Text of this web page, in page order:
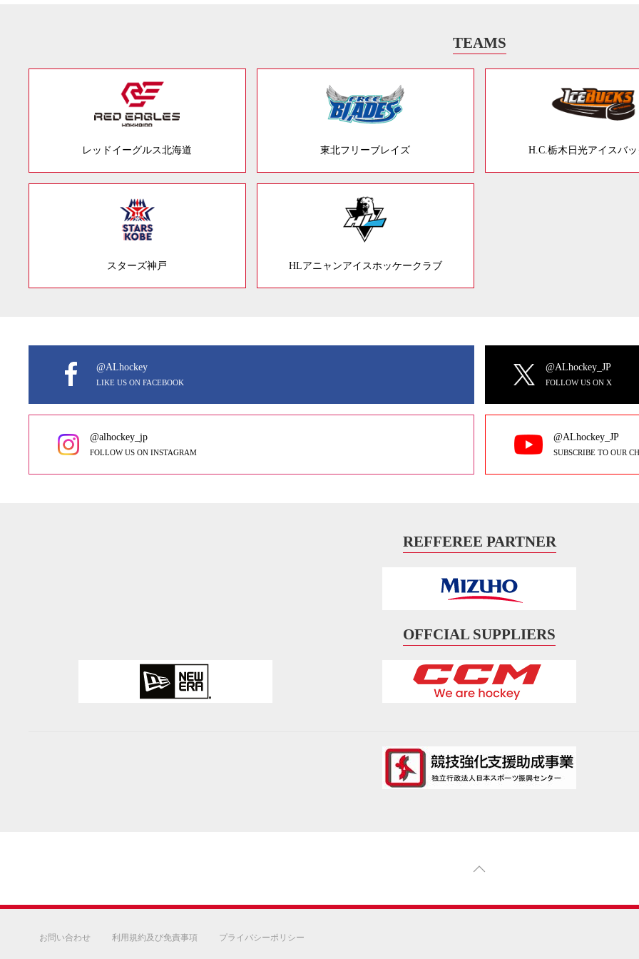
TEAMS
レッドイーグルス北海道 東北フリーブレイズ H.C.栃木日光アイスバッ
スターズ神戸 HLアニャンアイスホッケークラブ
@ALhockey
LIKE US ON FACEBOOK
@ALhockey_JP
FOLLOW US ON X
@alhockey_jp
FOLLOW US ON INSTAGRAM
@ALhockey_JP
SUBSCRIBE TO OUR
REFFEREE PARTNER
OFFCIAL SUPPLIERS
お問い合わせ 利用規約及び免責事項 プライバシーポリシー